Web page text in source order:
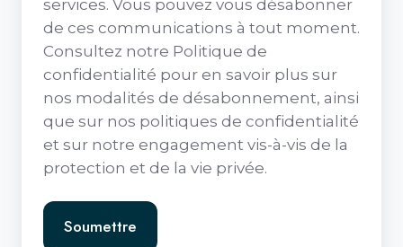
services. Vous pouvez vous désabonner
de ces communications à tout moment.
Consultez notre Politique de
confidentialité pour en savoir plus sur
nos modalités de désabonnement, ainsi
que sur nos politiques de confidentialité
et sur notre engagement vis-à-vis de la
protection et de la vie privée.